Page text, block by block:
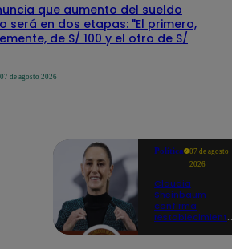
que aumento del sueldo
será en dos etapas: "El primero,
de S/ 100 y el otro de S/
07 de agosto 2026
Política
07 de agosto
2026
Claudia
Sheinbaum
confirma
restablecimiento